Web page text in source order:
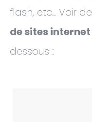
flash, etc.. Voir
de sites
dessous :